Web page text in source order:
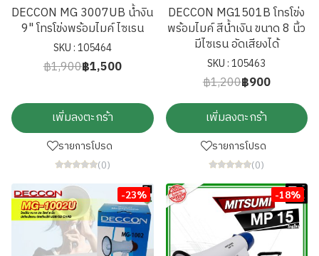
DECCON MG 3007UB น้ำงิน
9" โทรโข่งพร้อมไมค์ ไซเรน
SKU : 105464
฿1,900฿1,500
เพิ่มลงตะกร้า
รายการโปรด
(0)
DECCON MG1501B โทรโข่ง
พร้อมไมค์ สีน้ำเงิน ขนาด 8 นิ้ว
มีไซเรน อัดเสียงได้
SKU : 105463
฿1,200฿900
เพิ่มลงตะกร้า
รายการโปรด
(0)
-23% -18%